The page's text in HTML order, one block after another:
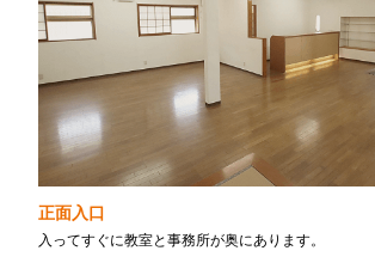
正面入口
入ってすぐに教室と事務所が奥にあります。